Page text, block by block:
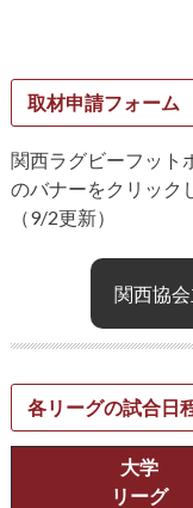
取材申請フォーム
関西ラグビーフット
のバナーをクリック
（9/2更新）
関西協
各リーグの試合日
大学
リーグ